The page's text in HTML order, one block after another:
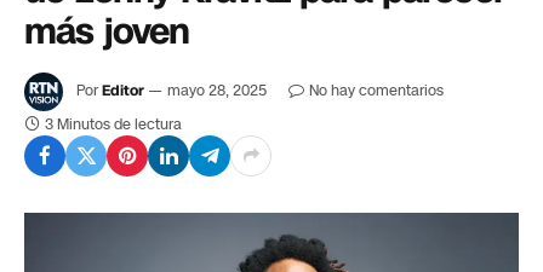
más joven
PorEditor mayo 28, 2025
No hay comentarios
3 Minutos de lectura